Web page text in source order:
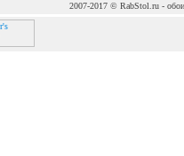
2007-2017 © RabStol.ru - обои